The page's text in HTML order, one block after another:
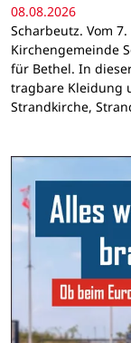
08.08.2026
Scharbeutz. Vom
Kirchengemeinde
für Bethel. In
tragbare Kleidung
Strandkirche,